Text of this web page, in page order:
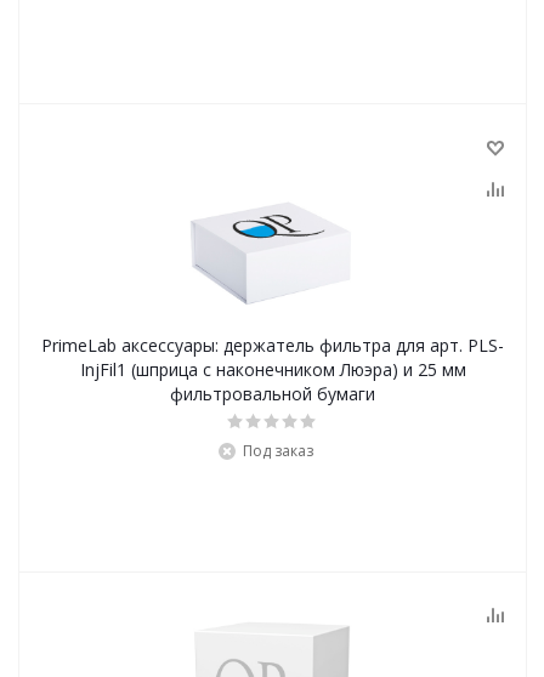
PrimeLab аксессуары: держатель фильтра для арт. PLS-
InjFil1 (шприца с наконечником Люэра) и 25 мм
фильтровальной бумаги
Под заказ